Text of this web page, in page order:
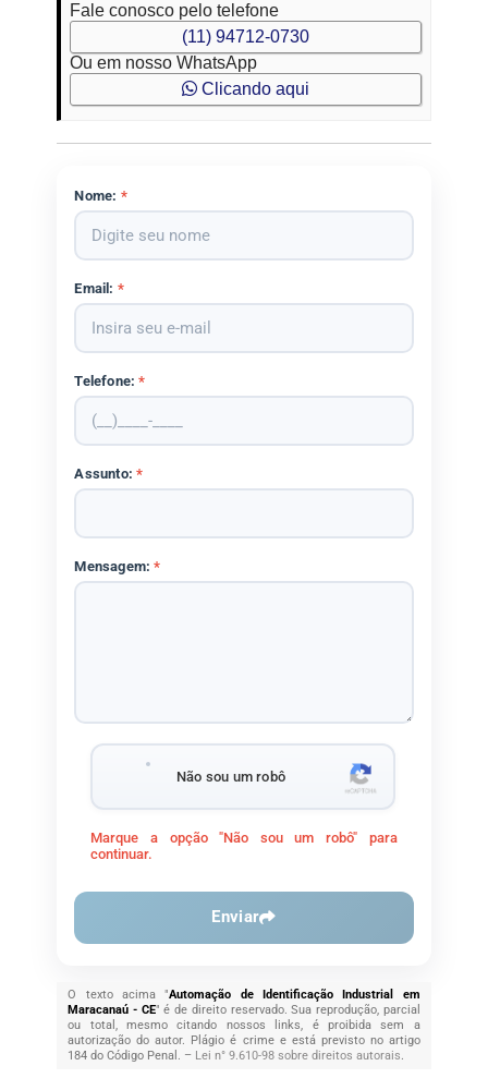
Fale conosco pelo telefone
(11) 94712-0730
Ou em nosso WhatsApp
Clicando aqui
Nome: *
Email: *
Telefone:*
Assunto:*
Mensagem:*
Não sou um robô
Marque a opção "Não sou um robô" para
continuar.
Enviar
O texto acima "Automação de Identificação Industrial em
Maracanaú - CE" é de direito reservado. Sua reprodução, parcial
ou total, mesmo citando nossos links, é proibida sem a
autorização do autor. Plágio é crime e está previsto no artigo
184 do Código Penal. – Lei n° 9.610-98 sobre direitos autorais.